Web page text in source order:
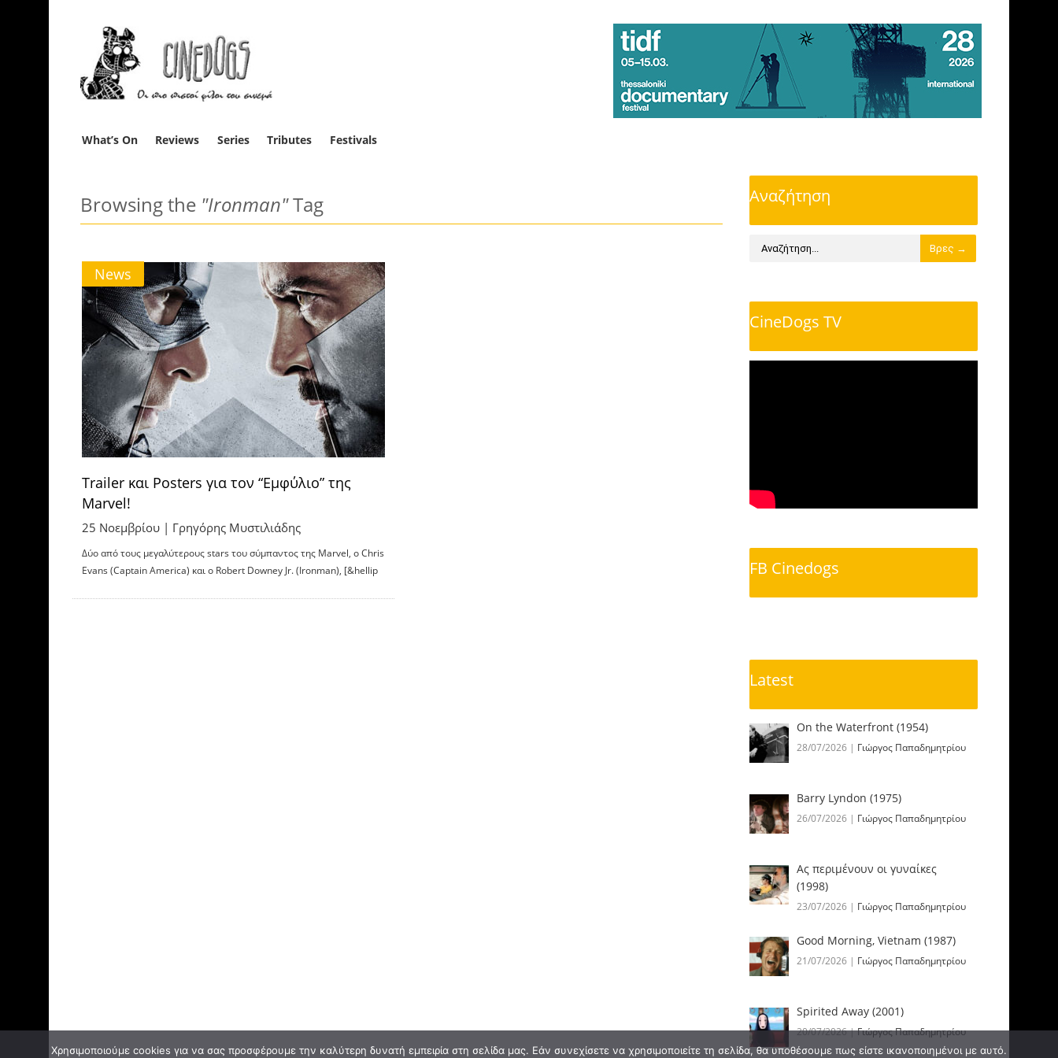
What’s On Reviews Series Tributes Festivals
Browsing the "Ironman"Tag
News
Trailer και Posters για τον “Εμφύλιο” της
Marvel!
25 Νοεμβρίου | Γρηγόρης Μυστιλιάδης
Δύο από τους μεγαλύτερους stars του σύμπαντος της Marvel, ο Chris
Evans (Captain America) και ο Robert Downey Jr. (Ironman), [&hellip
Αναζήτηση
CineDogs TV
FB Cinedogs
Latest
On the Waterfront (1954)
28/07/2026 | Γιώργος Παπαδημητρίου
Barry Lyndon (1975)
26/07/2026 | Γιώργος Παπαδημητρίου
Ας περιμένουν οι γυναίκες
(1998)
23/07/2026 | Γιώργος Παπαδημητρίου
Good Morning, Vietnam (1987)
21/07/2026 | Γιώργος Παπαδημητρίου
Spirited Away (2001)
20/07/2026|Γιώργος Παπαδημητρίου
Χρησιμοποιούμε cookies για να σας προσφέρουμε την καλύτερη δυνατή εμπειρία στη σελίδα μας. Εάν συνεχίσετε να χρησιμοποιείτε τη σελίδα, θα υποθέσουμε πως είστε ικανοποιημένοι με αυτό.